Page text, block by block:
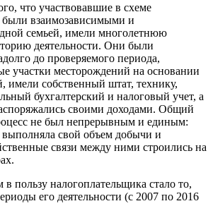
что участвовавшие в схеме
были взаимозависимыми и
семьей, имели многолетнюю
деятельности. Они были
до проверяемого периода,
участки месторождений на основании
имели собственный штат, технику,
бухгалтерский и налоговый учет, а
своими доходами. Общий
не был непрерывным и единым:
выполняла свой объем добычи и
связи между ними строились на
пользу налогоплательщика стало то,
его деятельности (с 2007 по 2016